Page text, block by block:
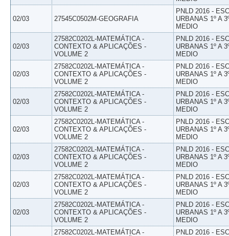
02/03 27545C0502M-GEOGRAFIA
PNLD 2016 -
URBANAS 1º A
MEDIO
02/03
27582C0202L-MATEMÁTICA -
CONTEXTO & APLICAÇÕES -
VOLUME 2
PNLD 2016 -
URBANAS 1º A
MEDIO
02/03
27582C0202L-MATEMÁTICA -
CONTEXTO & APLICAÇÕES -
VOLUME 2
PNLD 2016 -
URBANAS 1º A
MEDIO
02/03
27582C0202L-MATEMÁTICA -
CONTEXTO & APLICAÇÕES -
VOLUME 2
PNLD 2016 -
URBANAS 1º A
MEDIO
02/03
27582C0202L-MATEMÁTICA -
CONTEXTO & APLICAÇÕES -
VOLUME 2
PNLD 2016 -
URBANAS 1º A
MEDIO
02/03
27582C0202L-MATEMÁTICA -
CONTEXTO & APLICAÇÕES -
VOLUME 2
PNLD 2016 -
URBANAS 1º A
MEDIO
02/03
27582C0202L-MATEMÁTICA -
CONTEXTO & APLICAÇÕES -
VOLUME 2
PNLD 2016 -
URBANAS 1º A
MEDIO
02/03
27582C0202L-MATEMÁTICA -
CONTEXTO & APLICAÇÕES -
VOLUME 2
PNLD 2016 -
URBANAS 1º A
MEDIO
27582C0202L-MATEMÁTICA -
PNLD 2016 -